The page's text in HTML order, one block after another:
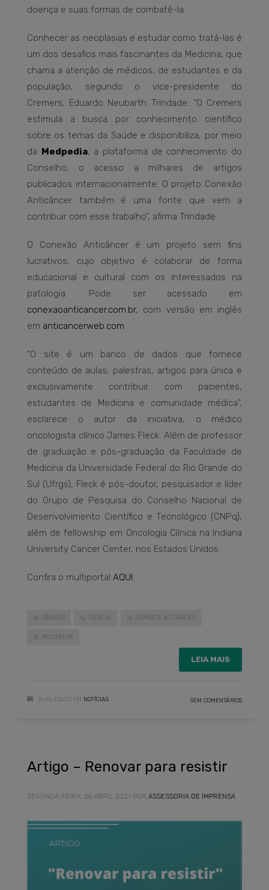
doença e suas formas de combatê-la.
Conhecer as neoplasias e estudar como tratá-las é
um dos desafios mais fascinantes da Medicina, que
chama a atenção de médicos, de estudantes e da
população, segundo o vice-presidente do
Cremers, Eduardo Neubarth Trindade. “O Cremers
estimula a busca por conhecimento científico
sobre os temas da Saúde e disponibiliza, por meio
da
Medpedia, a plataforma de conhecimento do
Conselho, o acesso a milhares de artigos
publicados internacionalmente. O projeto Conexão
Anticâncer também é uma fonte que vem a
contribuir com esse trabalho”, afirma Trindade.
O Conexão Anticâncer é um projeto sem fins
lucrativos, cujo objetivo é colaborar de forma
educacional e cultural com os interessados na
patologia. Pode ser acessado em
conexaoanticancer.com.br, com versão em inglês
em anticancerweb.com.
“O site é um banco de dados que fornece
conteúdo de aulas, palestras, artigos para única e
exclusivamente contribuir com pacientes,
estudantes de Medicina e comunidade médica”,
esclarece o autor da iniciativa, o médico
oncologista clínico James Fleck. Além de professor
de graduação e pós-graduação da Faculdade de
Medicina da Universidade Federal do Rio Grande do
Sul (Ufrgs), Fleck é pós-doutor, pesquisador e líder
do Grupo de Pesquisa do Conselho Nacional de
Desenvolvimento Científico e Tecnológico (CNPq),
além de fellowship em Oncologia Clínica na Indiana
University Cancer Center, nos Estados Unidos.
Confira o multiportal AQUI .
CÂNCER CIÊNCIA COMBATE AO CÂNCER
MEDPEDIA
LEIA MAIS
PUBLICADO EM NOTÍCIAS SEM COMENTÁRIOS
Artigo – Renovar para resistir
SEGUNDA-FEIRA, 26 ABRIL 2021 POR ASSESSORIA DE IMPRENSA